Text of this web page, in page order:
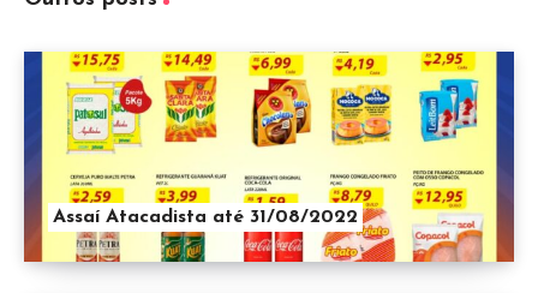
Assaí Atacadista até 31/08/2022